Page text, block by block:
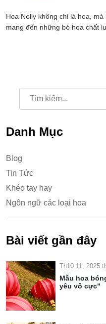
Hoa Nelly không chỉ là hoa,
mang đến những bó hoa chất
Danh Mục
Blog
Tin Tức
Khéo tay hay
Ngôn ngữ các loại hoa
Bài viết gần đây
Th10 11, 2025
Mẫu hoa
yêu vô cực"